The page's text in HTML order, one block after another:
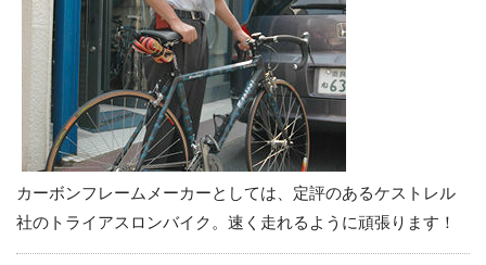
カーボンフレームメーカーとしては、定評のあるケストレル
社のトライアスロンバイク。速く走れるように頑張ります！